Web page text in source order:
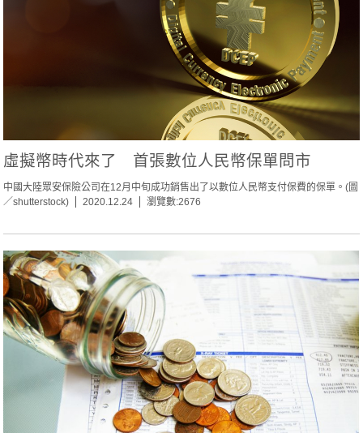
虛擬幣時代來了 首張數位人民幣保單問市
中國大陸眾安保險公司在12月中旬成功銷售出了以數位人民幣支付保費的保單。(圖
／shutterstock)
2020.12.24 瀏覽數:2676